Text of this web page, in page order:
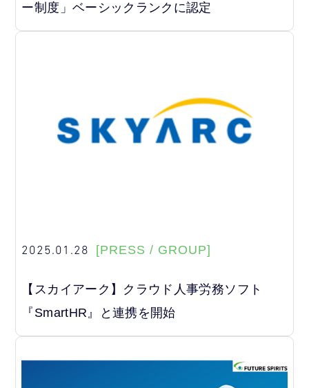
ー制度」ベーシックランクに認定
2025.01.28 [PRESS / GROUP]
【スカイアーク】クラウド人事労務ソフト
『SmartHR』と連携を開始